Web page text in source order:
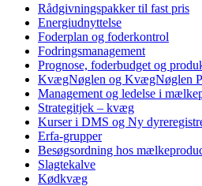
Rådgivningspakker til fast pris
Energiudnyttelse
Foderplan og foderkontrol
Fodringsmanagement
Prognose, foderbudget og
KvægNøglen og KvægNøglen
Management og ledelse i
Strategitjek – kvæg
Kurser i DMS og Ny
Erfa-grupper
Besøgsordning hos
Slagtekalve
Kødkvæg